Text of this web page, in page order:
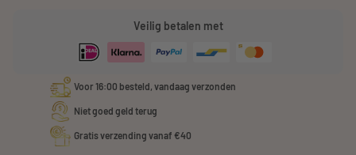
Veilig betalen met
Niet goed geld terug
Gratis verzending vanaf €40
Voor 16:00 besteld, vandaag verzonden